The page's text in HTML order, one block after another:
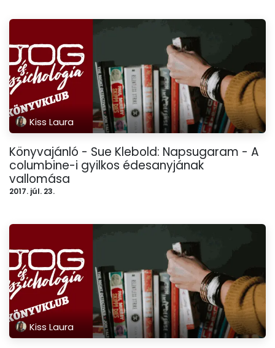
Kiss Laura
Könyvajánló - Sue Klebold: Napsugaram - A
columbine-i gyilkos édesanyjának
vallomása
2017. júl. 23.
Kiss Laura